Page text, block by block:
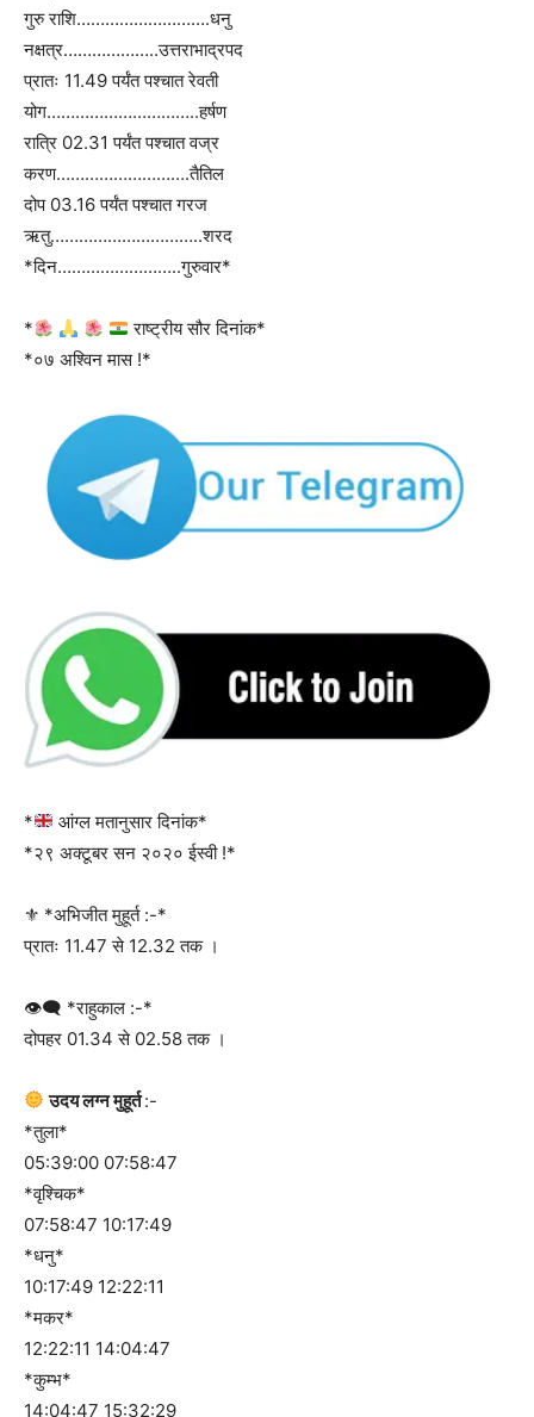
गुरु राशि……………………….धनु
नक्षत्र………………..उत्तराभाद्रपद
प्रातः 11.49 पर्यंत पश्चात रेवती
योग…………………………..हर्षण
रात्रि 02.31 पर्यंत पश्चात वज्र
करण……………………….तैतिल
दोप 03.16 पर्यंत पश्चात गरज
ऋतु…………………………..शरद
*दिन……………………..गुरुवार*
*
राष्ट्रीय सौर दिनांक*
*०७ अश्विन मास !*
*
आंग्ल मतानुसार दिनांक*
*२९ अक्टूबर सन २०२० ईस्वी !*
⚜ *अभिजीत मुहूर्त :-*
प्रातः 11.47 से 12.32 तक ।
👁‍🗨 *राहुकाल :-*
दोपहर 01.34 से 02.58 तक ।
उदय लग्न मुहूर्त:-
*तुला*
05:39:00 07:58:47
*वृश्चिक*
07:58:47 10:17:49
*धनु*
10:17:49 12:22:11
*मकर*
12:22:11 14:04:47
*कुम्भ*
14:04:47 15:32:29